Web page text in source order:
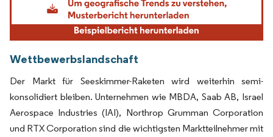
Wettbewerbslandschaft
Der Markt für Seeskimmer-Raketen wird weiterhin semi-
konsolidiert bleiben. Unternehmen wie MBDA, Saab AB, Israel
Aerospace Industries (IAI), Northrop Grumman Corporation
und RTX Corporation sind die wichtigsten Marktteilnehmer mit